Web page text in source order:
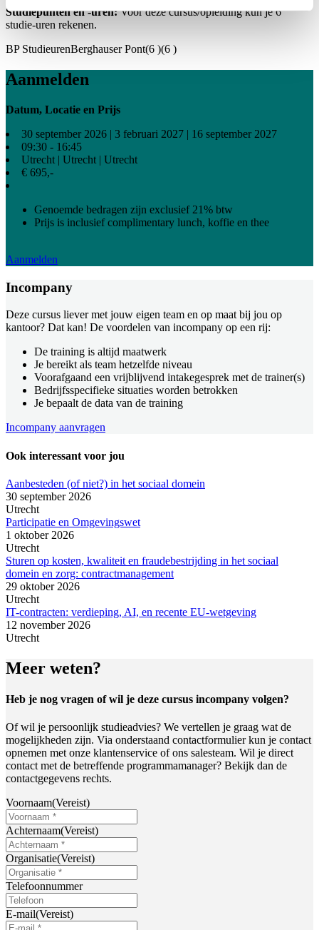
Studiepunten en -uren:Voor deze cursus/opleiding kun je6
studie-uren rekenen.
BP StudieurenBerghauser Pont(6 )(6 )
Aanmelden
Datum, Locatie en Prijs
30 september 2026 | 3 februari 2027 | 16 september 2027
09:30 - 16:45
Utrecht | Utrecht | Utrecht
€ 695,-
Genoemde bedragen zijn exclusief 21% btw
Prijs is inclusief complimentary lunch, koffie en thee
Aanmelden
Incompany
Deze cursus liever met jouw eigen team en op maat bij jou op
kantoor? Dat kan! De voordelen van incompany op een rij:
De training is altijd maatwerk
Je bereikt als team hetzelfde niveau
Voorafgaand een vrijblijvend intakegesprek met de trainer(s)
Bedrijfsspecifieke situaties worden betrokken
Je bepaalt de data van de training
Incompany aanvragen
Ook interessant voor jou
Aanbesteden (of niet?) in het sociaal domein
30 september 2026
Utrecht
Participatie en Omgevingswet
1 oktober 2026
Utrecht
Sturen op kosten, kwaliteit en fraudebestrijding in het sociaal
domein en zorg: contractmanagement
29 oktober 2026
Utrecht
IT-contracten: verdieping, AI, en recente EU-wetgeving
12 november 2026
Utrecht
Meer weten?
Heb je nog vragen of wil je deze cursus incompany volgen?
Of wil je persoonlijk studieadvies? We vertellen je graag wat de
mogelijkheden zijn. Via onderstaand contactformulier kun je contact
opnemen met onze klantenservice of ons salesteam. Wil je direct
contact met de betreffende programmamanager? Bekijk dan de
contactgegevens rechts.
Voornaam(Vereist)
Achternaam(Vereist)
Organisatie(Vereist)
Telefoonnummer
E-mail(Vereist)